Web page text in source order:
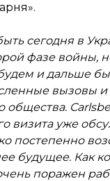
сегодня в
фазе войны,
и дальше
вызовы
общества.
визита уже
постепенно
будущее. Как
поражен